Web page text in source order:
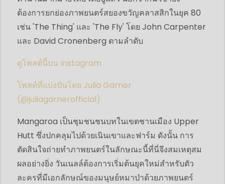
ต้องการยกย่องภาพยนตร์สยองขวัญคลาสสิกในยุค 80
เช่น 'The Thing' และ 'The Fly' โดย John Carpenter
และ David Cronenberg ตามลำดับ
ดูโพสต์นี้บน Instagram
โพสต์ที่แบ่งปันโดย Julia Garner
(@juliagarnerofficial)
Mangaroa เป็นชุมชนชนบทในเขตชานเมือง Upper
Hutt ซึ่งปกคลุมไปด้วยเนินเขาและฟาร์ม ดังนั้น การ
ตัดสินใจถ่ายทำภาพยนตร์ในลักษณะนี้ที่นี่จึงสมเหตุสม
ผลอย่างยิ่ง วันเนลล์ต้องการเริ่มต้นยุคใหม่สำหรับตัว
ละครที่มีเอกลักษณ์ของมนุษย์หมาป่าด้วยภาพยนตร์